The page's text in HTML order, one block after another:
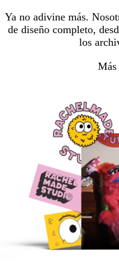
Ya no adivine más.
de diseño completo,
los